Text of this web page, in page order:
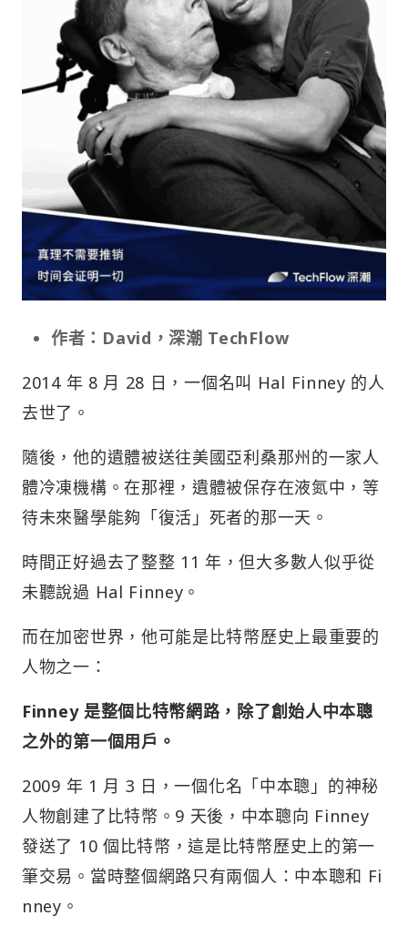
作者：David，深潮 TechFlow
2014 年 8 月 28 日，一個名叫 Hal Finney 的人
去世了。
隨後，他的遺體被送往美國亞利桑那州的一家人
體冷凍機構。在那裡，遺體被保存在液氮中，等
待未來醫學能夠「復活」死者的那一天。
時間正好過去了整整 11 年，但大多數人似乎從
未聽說過 Hal Finney。
而在加密世界，他可能是比特幣歷史上最重要的
人物之一：
Finney 是整個比特幣網路，除了創始人中本聰
之外的第一個用戶。
2009 年 1 月 3 日，一個化名「中本聰」的神秘
人物創建了比特幣。9 天後，中本聰向 Finney
發送了 10 個比特幣，這是比特幣歷史上的第一
筆交易。當時整個網路只有兩個人：中本聰和 Fi
nney。